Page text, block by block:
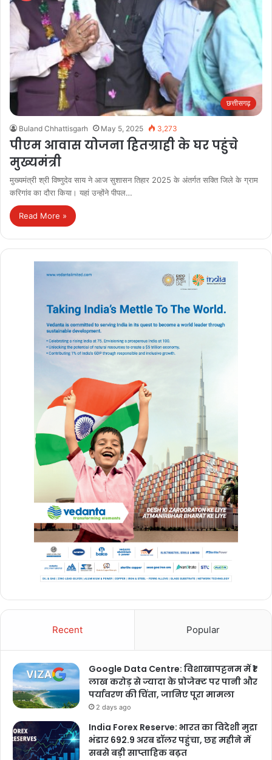
छत्तीसगढ़
Buland Chhattisgarh May 5, 2025 3,273
पीएम आवास योजना हितग्राही के घर पहुंचे
मुख्यमंत्री
मुख्यमंत्री श्री विष्णुदेव साय ने आज सुशासन तिहार 2025 के अंतर्गत सक्ति जिले के ग्राम
करिगांव का दौरा किया। यहां उन्होंने पीपल…
Read More »
Recent Popular
Google Data Centre: विशाखापट्टनम में ₹1
लाख करोड़ से ज्यादा के प्रोजेक्ट पर पानी और
पर्यावरण की चिंता, जानिए पूरा मामला
2 days ago
India Forex Reserve: भारत का विदेशी मुद्रा
भंडार 692.9 अरब डॉलर पहुंचा, छह महीने में
सबसे बड़ी साप्ताहिक बढ़त